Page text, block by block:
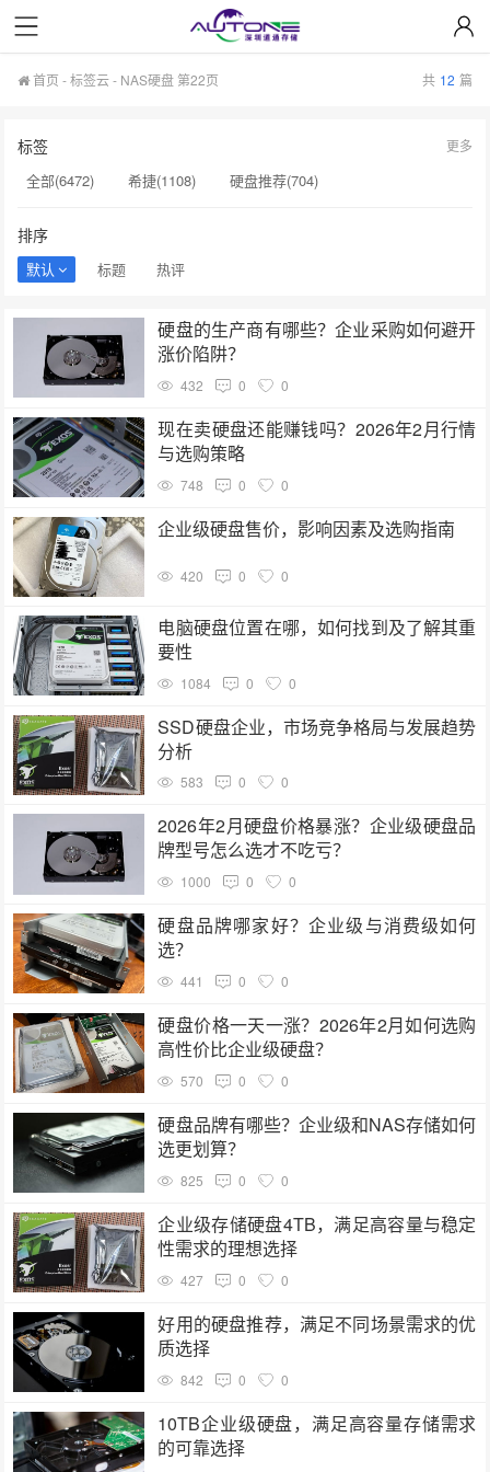
首页 -标签云- NAS硬盘 第22页 共 12 篇
标签
全部(6472) 希捷(1108)
硬盘推荐(704)
NAS硬盘(593)
希捷硬盘(553)
移动固态硬盘(456)
显卡(384)
监控硬盘(378)
企业硬盘(367)
企业级固态硬盘(355)
更多
排序
默认 标题 热评
硬盘的生产商有哪些？企业采购如何避开
涨价陷阱？
432 0 0
现在卖硬盘还能赚钱吗？2026年2月行情
与选购策略
748 0 0
企业级硬盘售价，影响因素及选购指南
420 0 0
电脑硬盘位置在哪，如何找到及了解其重
要性
1084 0 0
SSD硬盘企业，市场竞争格局与发展趋势
分析
583 0 0
2026年2月硬盘价格暴涨？企业级硬盘品
牌型号怎么选才不吃亏？
1000 0 0
硬盘品牌哪家好？企业级与消费级如何
选？
441 0 0
硬盘价格一天一涨？2026年2月如何选购
高性价比企业级硬盘？
570 0 0
硬盘品牌有哪些？企业级和NAS存储如何
选更划算？
825 0 0
企业级存储硬盘4TB，满足高容量与稳定
性需求的理想选择
427 0 0
好用的硬盘推荐，满足不同场景需求的优
质选择
842 0 0
10TB企业级硬盘，满足高容量存储需求
的可靠选择